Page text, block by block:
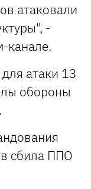
атаковали
-
канале.
атаки 13
обороны
сбила ППО